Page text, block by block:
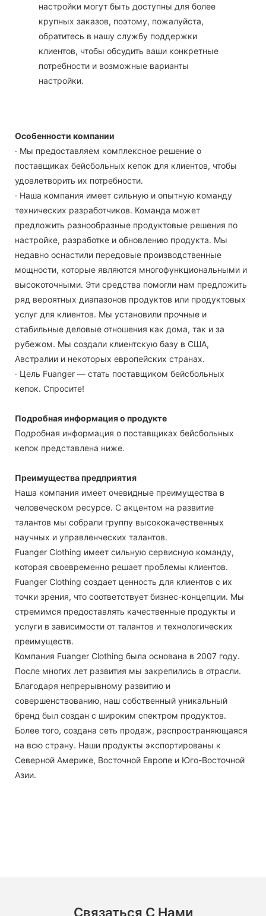
настройки могут быть доступны для более
крупных заказов, поэтому, пожалуйста,
обратитесь в нашу службу поддержки
клиентов, чтобы обсудить ваши конкретные
потребности и возможные варианты
настройки.
Особенности компании
· Мы предоставляем комплексное решение о
поставщиках бейсбольных кепок для клиентов, чтобы
удовлетворить их потребности.
· Наша компания имеет сильную и опытную команду
технических разработчиков. Команда может
предложить разнообразные продуктовые решения по
настройке, разработке и обновлению продукта. Мы
недавно оснастили передовые производственные
мощности, которые являются многофункциональными и
высокоточными. Эти средства помогли нам предложить
ряд вероятных диапазонов продуктов или продуктовых
услуг для клиентов. Мы установили прочные и
стабильные деловые отношения как дома, так и за
рубежом. Мы создали клиентскую базу в США,
Австралии и некоторых европейских странах.
· Цель Fuanger — стать поставщиком бейсбольных
кепок. Спросите!
Подробная информация о продукте
Подробная информация о поставщиках бейсбольных
кепок представлена ​​ниже.
Преимущества предприятия
Наша компания имеет очевидные преимущества в
человеческом ресурсе. С акцентом на развитие
талантов мы собрали группу высококачественных
научных и управленческих талантов.
Fuanger Clothing имеет сильную сервисную команду,
которая своевременно решает проблемы клиентов.
Fuanger Clothing создает ценность для клиентов с их
точки зрения, что соответствует бизнес-концепции. Мы
стремимся предоставлять качественные продукты и
услуги в зависимости от талантов и технологических
преимуществ.
Компания Fuanger Clothing была основана в 2007 году.
После многих лет развития мы закрепились в отрасли.
Благодаря непрерывному развитию и
совершенствованию, наш собственный уникальный
бренд был создан с широким спектром продуктов.
Более того, создана сеть продаж, распространяющаяся
на всю страну. Наши продукты экспортированы к
Северной Америке, Восточной Европе и Юго-Восточной
Азии.
Связаться С Нами